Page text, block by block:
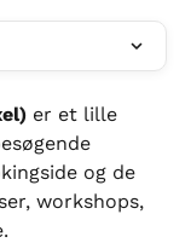
er et lille
og de
workshops,